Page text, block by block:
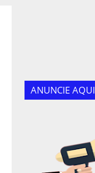
ANUNCIE AQUI